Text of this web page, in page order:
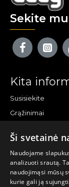
Sekite
Kita
Susisiekite
Grąžinimai
Pirkėjo
Mano paskyra
Užsakymai
Ši svetainė
Naudojame
analizuoti srautą.
naudojimąsi mūsų
kurie gali ją